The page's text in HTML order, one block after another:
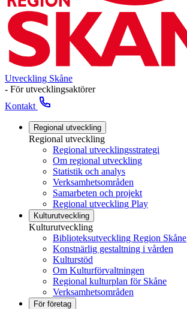
Utveckling Skåne
- För utvecklingsaktörer
Kontakt
Regional utveckling
Regional utveckling
Regional utvecklingsstrategi
Om regional utveckling
Statistik och analys
Verksamhetsområden
Samarbeten och projekt
Regional utveckling Play
Kulturutveckling
Kulturutveckling
Biblioteksutveckling Region Skåne
Konstnärlig gestaltning i vården
Kulturstöd
Om Kulturförvaltningen
Regional kulturplan för Skåne
Verksamhetsområden
För företag